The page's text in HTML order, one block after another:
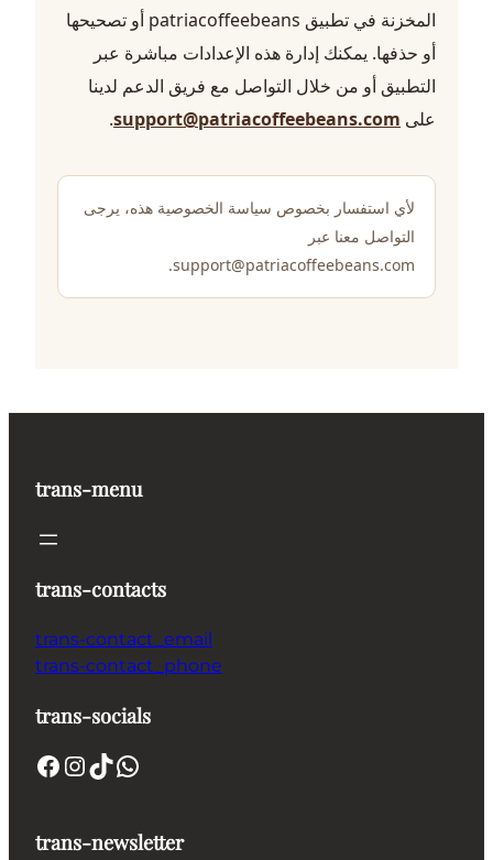
المخزنة في تطبيق patriacoffeebeans أو تصحيحها
أو حذفها. يمكنك إدارة هذه الإعدادات مباشرة عبر
التطبيق أو من خلال التواصل مع فريق الدعم لدينا
على support@patriacoffeebeans.com
.
لأي استفسار بخصوص سياسة الخصوصية هذه، يرجى
التواصل معنا عبر
support@patriacoffeebeans.com.
trans-menu
trans-contacts
trans-contact_email
trans-contact_phone
trans-socials
Facebook InstagramTikTok WhatsApp
trans-newsletter